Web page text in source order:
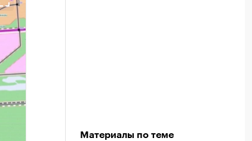
Материалы по теме